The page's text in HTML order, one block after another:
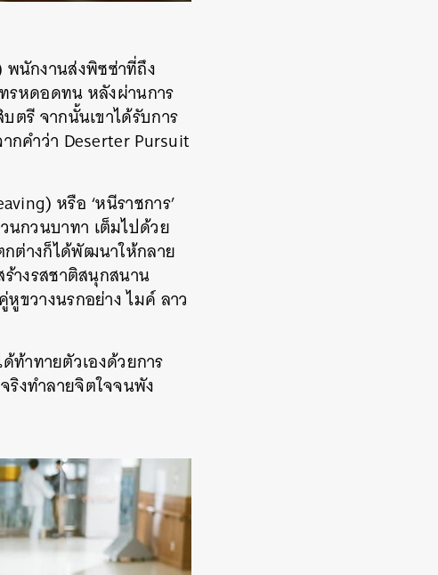
นักงานส่งพิซซ่าที่ถึง
รหดอดทน หลังผ่านการ
ตรี จากนั้นเขาได้รับการ
กคำว่า Deserter Pursuit
หรือ ‘หนีราชการ’
กวนบาทา เต็มไปด้วย
ต่างก็ได้พัฒนาให้กลาย
ร้างรสชาติสนุกสนาน
ขวางนรกอย่าง ไมค์ ลาว
าทายตัวเองด้วยการ
ริงทำลายจิตใจจนพัง